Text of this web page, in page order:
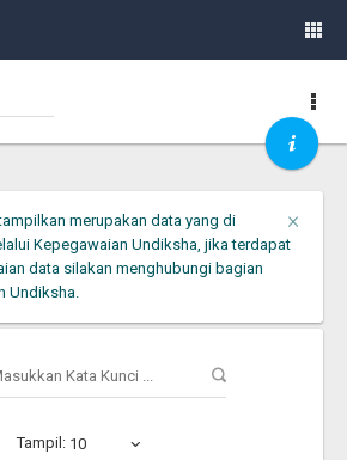
×
merupakan data yang di
Kepegawaian Undiksha, jika terdapat
data silakan menghubungi bagian
Undiksha.
Tampil: 10